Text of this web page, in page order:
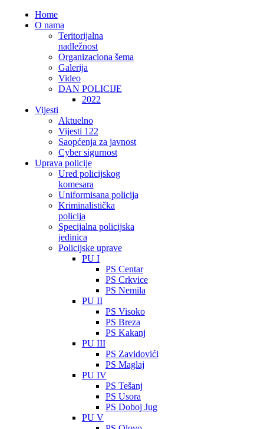
Home
O nama
Teritorijalna
nadležnost
Organizaciona šema
Galerija
Video
DAN POLICIJE
2022
Vijesti
Aktuelno
Vijesti 122
Saopćenja za javnost
Cyber sigurnost
Uprava policije
Ured policijskog
komesara
Uniformisana policija
Kriminalistička
policija
Specijalna policijska
jedinica
Policijske uprave
PU I
PS Centar
PS Crkvice
PS Nemila
PU II
PS Visoko
PS Breza
PS Kakanj
PU III
PS Zavidovići
PS Maglaj
PU IV
PS Tešanj
PS Usora
PS Doboj Jug
PU V